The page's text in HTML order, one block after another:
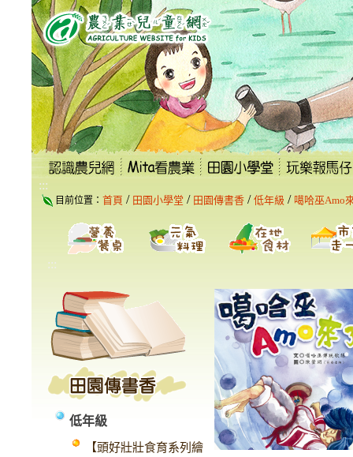
跳
到
主
要
內
容
區
塊
:::
目前位置： 首頁 / 田園小學堂 / 田園傳書香 / 低年級 / 噶哈巫Amo
:::
低年級
【頭好壯壯食育系列繪